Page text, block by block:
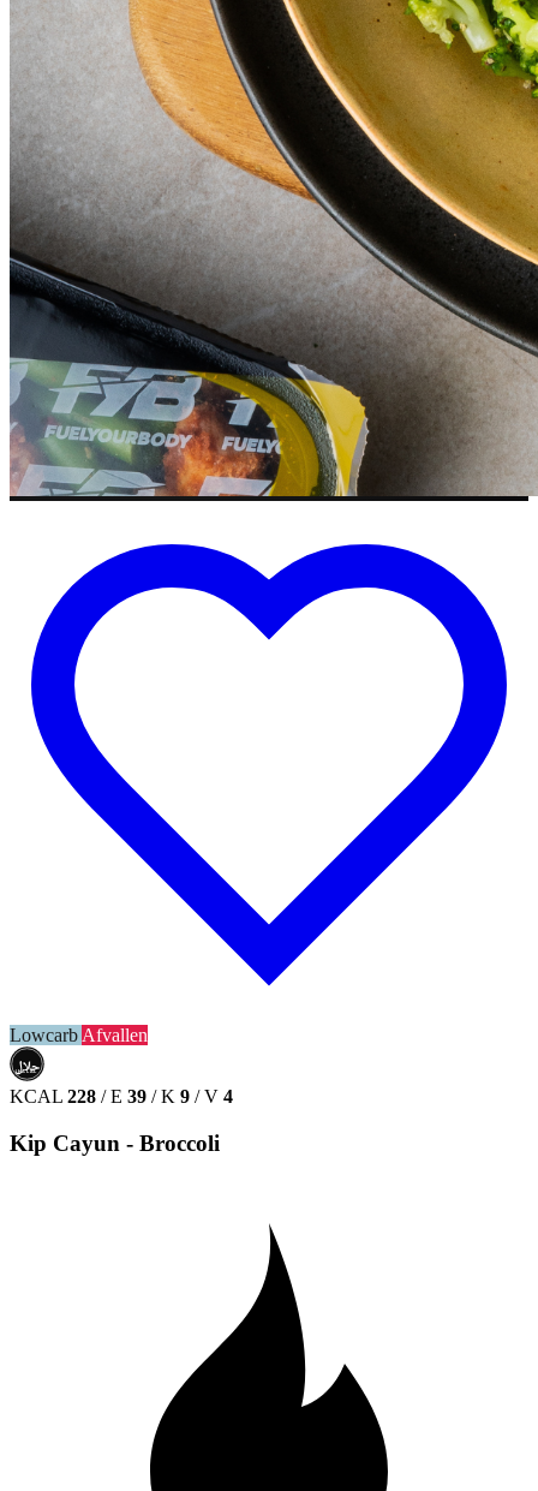
LowcarbAfvallen
حلال
HALAL
KCAL 228 / E 39 / K 9 / V 4
Kip Cayun - Broccoli